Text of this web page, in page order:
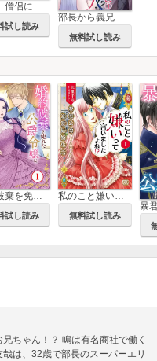
今夜、僧侶に抱かれます。【単行本】
試し読み
部長から義兄、そして恋人!?【合冊版】
無料試し読み
婚約破棄を免れた公爵令嬢は、夫の愛を信じられない
試し読み
私のこと嫌いって言いましたよね！？変態公爵による困った溺愛結婚生活【単行本版】
無料試し読み
ちゃん！？ 鳴は有名商社で働く
は、32歳で部長のスーパーエリ